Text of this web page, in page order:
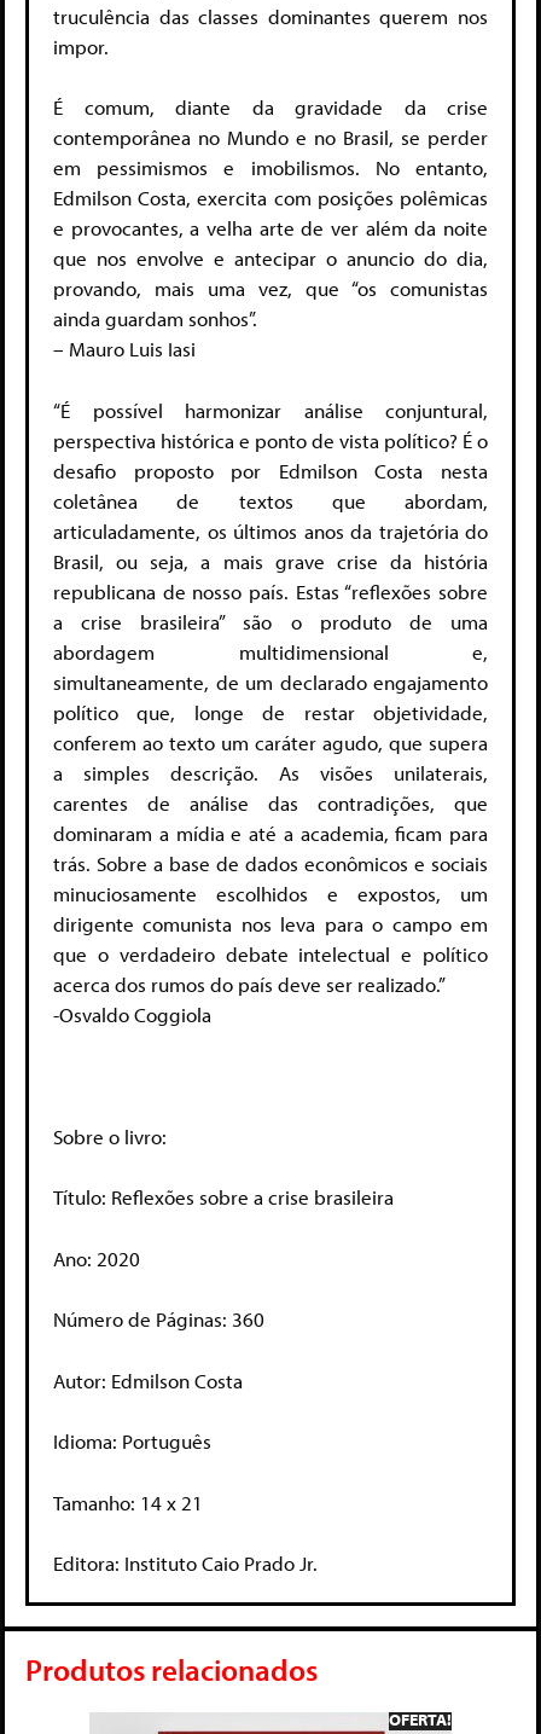
truculência das classes dominantes querem nos
impor.
É comum, diante da gravidade da crise
contemporânea no Mundo e no Brasil, se perder
em pessimismos e imobilismos. No entanto,
Edmilson Costa, exercita com posições polêmicas
e provocantes, a velha arte de ver além da noite
que nos envolve e antecipar o anuncio do dia,
provando, mais uma vez, que “os comunistas
ainda guardam sonhos”.
– Mauro Luis Iasi
“É possível harmonizar análise conjuntural,
perspectiva histórica e ponto de vista político? É o
desafio proposto por Edmilson Costa nesta
coletânea de textos que abordam,
articuladamente, os últimos anos da trajetória do
Brasil, ou seja, a mais grave crise da história
republicana de nosso país. Estas “reflexões sobre
a crise brasileira” são o produto de uma
abordagem multidimensional e,
simultaneamente, de um declarado engajamento
político que, longe de restar objetividade,
conferem ao texto um caráter agudo, que supera
a simples descrição. As visões unilaterais,
carentes de análise das contradições, que
dominaram a mídia e até a academia, ficam para
trás. Sobre a base de dados econômicos e sociais
minuciosamente escolhidos e expostos, um
dirigente comunista nos leva para o campo em
que o verdadeiro debate intelectual e político
acerca dos rumos do país deve ser realizado.”
-Osvaldo Coggiola
Sobre o livro:
Título: Reflexões sobre a crise brasileira
Ano: 2020
Número de Páginas: 360
Autor: Edmilson Costa
Idioma: Português
Tamanho: 14 x 21
Editora: Instituto Caio Prado Jr.
Produtos relacionados
OFERTA!